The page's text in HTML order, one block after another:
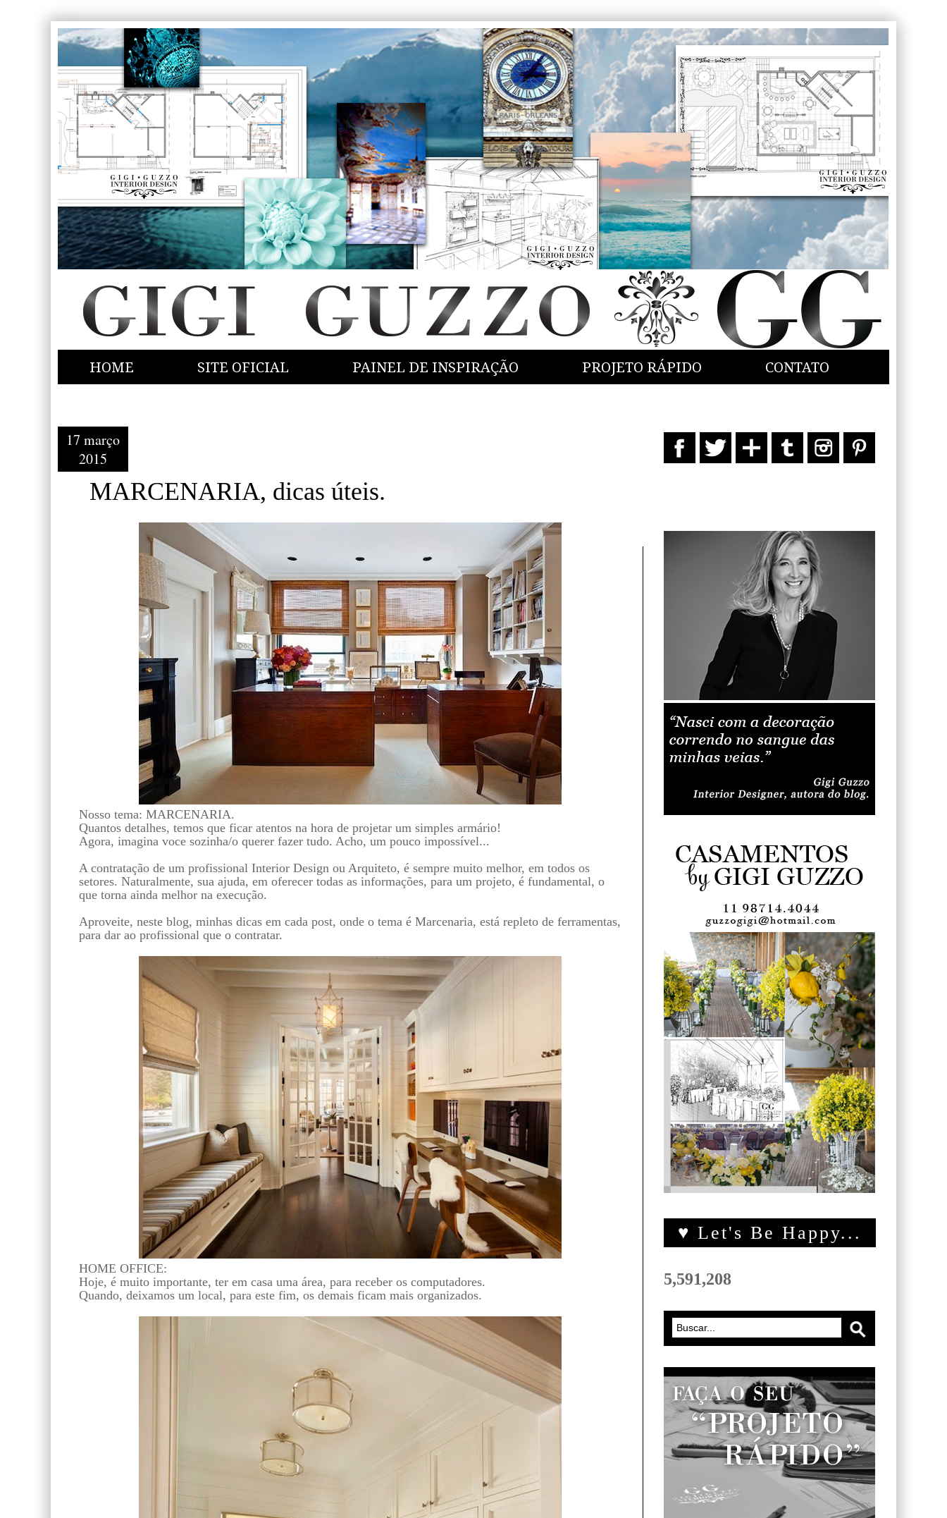
HOME SITE OFICIAL PAINEL DE INSPIRAÇÃO PROJETO RÁPIDO CONTATO
17 março
2015
MARCENARIA, dicas úteis.
Nosso tema: MARCENARIA.
Quantos detalhes, temos que ficar atentos na hora de projetar um simples armário!
Agora, imagina voce sozinha/o querer fazer tudo. Acho, um pouco impossível...
A contratação de um profissional Interior Design ou Arquiteto, é sempre muito melhor, em todos os
setores. Naturalmente, sua ajuda, em oferecer todas as informações, para um projeto, é fundamental, o
que torna ainda melhor na execução.
Aproveite, neste blog, minhas dicas em cada post, onde o tema é Marcenaria, está repleto de ferramentas,
para dar ao profissional que o contratar.
HOME OFFICE:
Hoje, é muito importante, ter em casa uma área, para receber os computadores.
Quando, deixamos um local, para este fim, os demais ficam mais organizados.
♥ Let's Be Happy...
5,591,208